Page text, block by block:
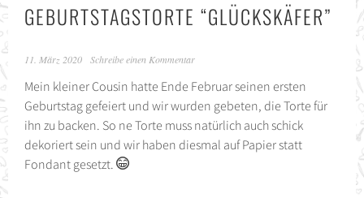
GEBURTSTAGSTORTE “GLÜCKSKÄFER”
11. März 2020 Schreibe einen Kommentar
Mein kleiner Cousin hatte Ende Februar seinen ersten
Geburtstag gefeiert und wir wurden gebeten, die Torte für
ihn zu backen. So ne Torte muss natürlich auch schick
dekoriert sein und wir haben diesmal auf Papier statt
Fondant gesetzt.